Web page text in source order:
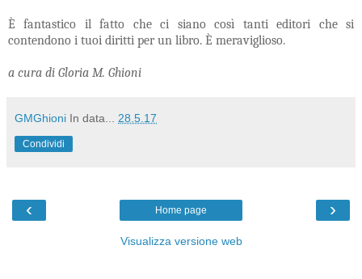
È fantastico il fatto che ci siano così tanti editori che si
contendono i tuoi diritti per un libro. È meraviglioso.
a cura di Gloria M. Ghioni
GMGhioni In data... 28.5.17
Condividi
‹ ›
Home page
Visualizza versione web